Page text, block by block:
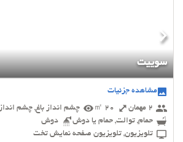
سوییت
مشاهده جزئیات
2 مهمان
20 ㎡
چشم انداز باغ, چشم انداز
حمام, توالت, حمام یا دوش
دوش
تلویزیون, تلویزیون صفحه نمایش تخت